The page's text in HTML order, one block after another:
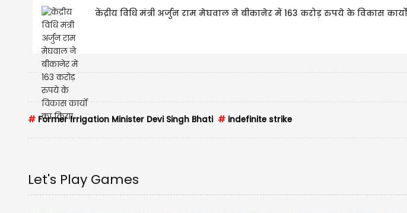
केंद्रीय विधि मंत्री अर्जुन राम मेघवाल ने बीकानेर में 163 करोड़ रुपये के विकास
# Former Irrigation Minister Devi Singh Bhati # indefinite strike
Let's Play Games